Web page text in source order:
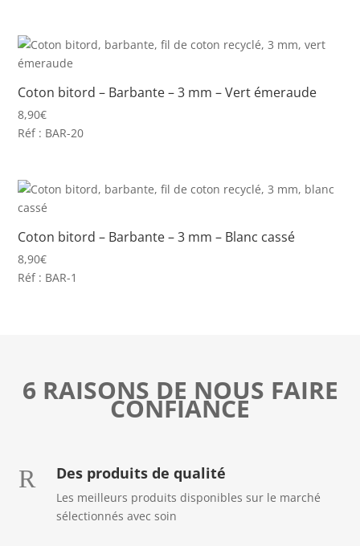
Coton bitord – Barbante – 3 mm – Vert émeraude
8,90€
Réf : BAR-20
Coton bitord – Barbante – 3 mm – Blanc cassé
8,90€
Réf : BAR-1
6 RAISONS DE NOUS FAIRE
CONFIANCE
R Des produits de qualité
Les meilleurs produits disponibles sur le marché
sélectionnés avec soin